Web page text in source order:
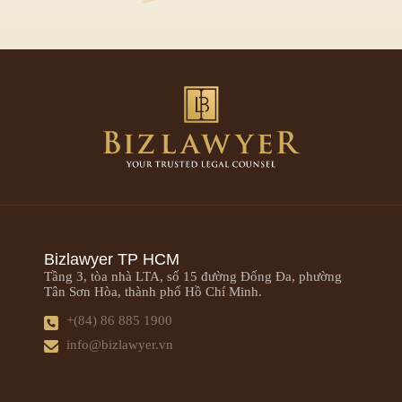
Bizlawyer TP HCM
Tầng 3, tòa nhà LTA, số 15 đường Đống Đa, phường
Tân Sơn Hòa, thành phố Hồ Chí Minh.
+(84) 86 885 1900
info@bizlawyer.vn